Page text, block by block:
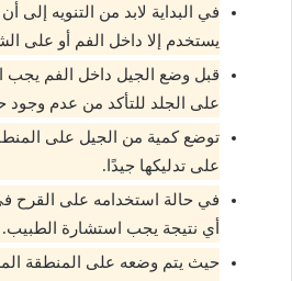
في البداية لابد من التنويه إلى
يستخدم إلا داخل الفم أو على
قبل وضع الجيل داخل الفم يجب
على الجلد للتأكد من عدم وجود
توضع كمية من الجيل على
على تدليكها جيدًا.
في حالة استخدامه على القرح
أي نتيجة يجب استشارة الطبيب.
حيث يتم وضعه على المنطقة